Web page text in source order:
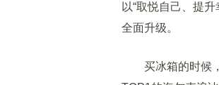
以“取悦自己、提
全面升级。
买冰箱的时候，